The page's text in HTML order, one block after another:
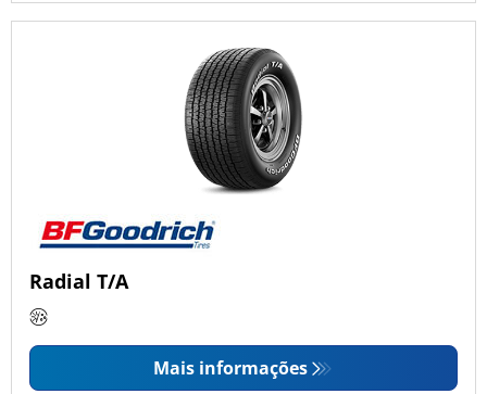
Radial T/A
Mais informações